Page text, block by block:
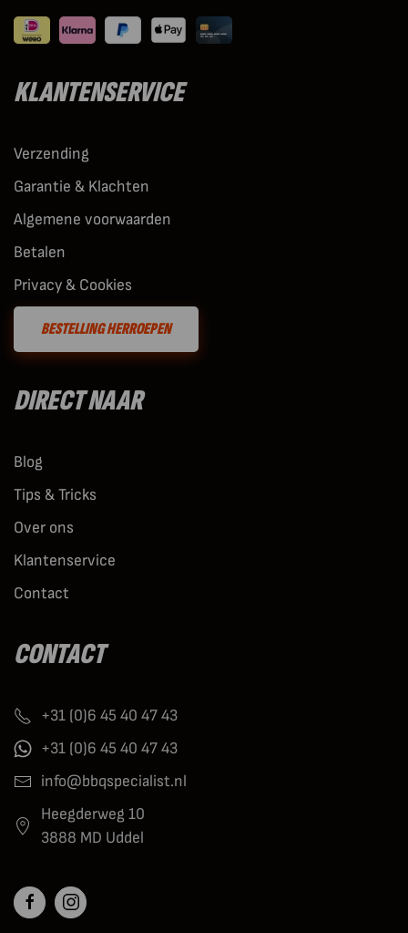
KLANTENSERVICE
Verzending
Garantie & Klachten
Algemene voorwaarden
Betalen
Privacy & Cookies
BESTELLING HERROEPEN
DIRECT NAAR
Blog
Tips & Tricks
Over ons
Klantenservice
Contact
CONTACT
+31 (0)6 45 40 47 43
+31 (0)6 45 40 47 43
info@bbqspecialist.nl
Heegderweg 10
3888 MD Uddel